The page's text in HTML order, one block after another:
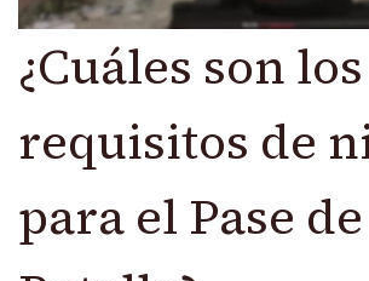
¿Cuáles son los
requisitos de
para el Pase de